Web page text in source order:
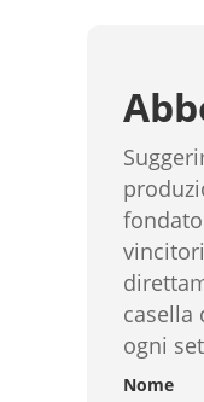
casella
ogni
Nome